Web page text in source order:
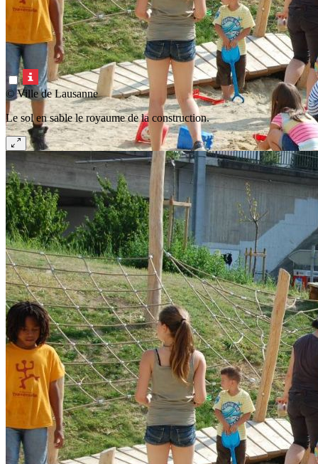
© Ville de Lausanne
Le sol en sable le royaume de la construction.